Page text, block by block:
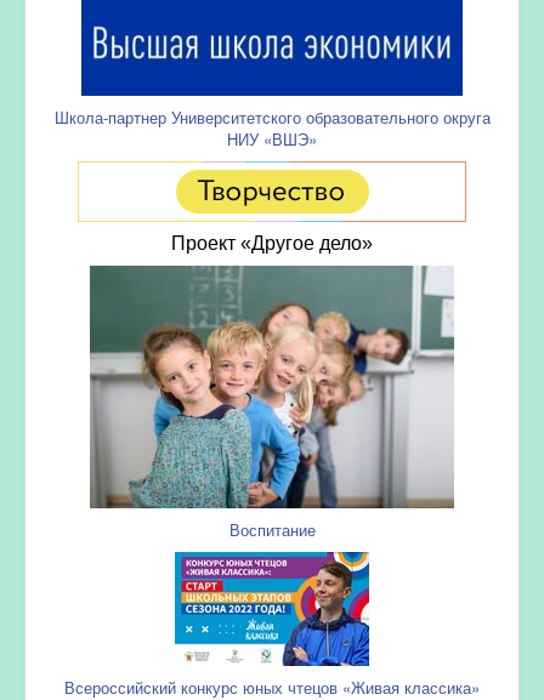
Школа-партнер Университетского образовательного округа
НИУ «ВШЭ»
Проект «Другое дело»
Воспитание
Всероссийский конкурс юных чтецов «Живая классика»